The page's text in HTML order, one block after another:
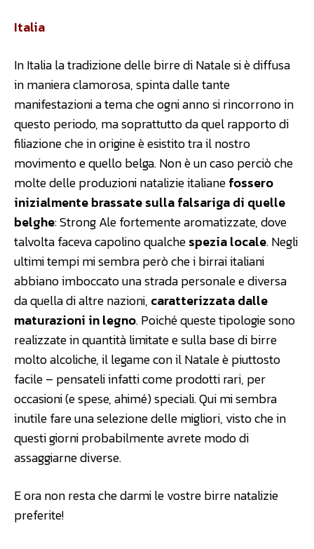
Italia
In Italia la tradizione delle birre di Natale si è diffusa
in maniera clamorosa, spinta dalle tante
manifestazioni a tema che ogni anno si rincorrono in
questo periodo, ma soprattutto da quel rapporto di
filiazione che in origine è esistito tra il nostro
movimento e quello belga. Non è un caso perciò che
molte delle produzioni natalizie italianefossero
inizialmente brassate sulla falsariga di quelle
belghe: Strong Ale fortemente aromatizzate, dove
talvolta faceva capolino qualchespezia locale. Negli
ultimi tempi mi sembra però che i birrai italiani
abbiano imboccato una strada personale e diversa
da quella di altre nazioni, caratterizzata dalle
maturazioni in legno. Poiché queste tipologie sono
realizzate in quantità limitate e sulla base di birre
molto alcoliche, il legame con il Natale è piuttosto
facile – pensateli infatti come prodotti rari, per
occasioni (e spese, ahimé) speciali. Qui mi sembra
inutile fare una selezione delle migliori, visto che in
questi giorni probabilmente avrete modo di
assaggiarne diverse.
E ora non resta che darmi le vostre birre natalizie
preferite!